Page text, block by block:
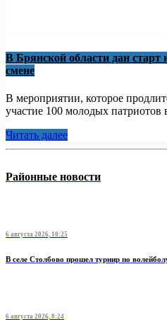
В Брянской области дан
смене
В мероприятии, которое
участие 100 молодых патриотов
Читать далее
Районные новости
6 августа 2026, 10:25
В селе Столбово прошел турнир по
6 августа 2026, 8:24